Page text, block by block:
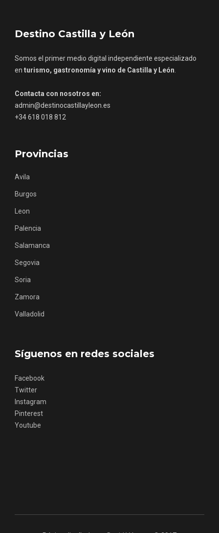
Destino Castilla y León
Somos el primer medio digital independiente especializado
en turismo, gastronomía y vino de Castilla y León
Contacta con nosotros en:
admin@destinocastillayleon.es
+34 618 018 812
Provincias
Avila
Burgos
Leon
Palencia
Salamanca
Segovia
Soria
Zamora
Valladolid
Síguenos en redes sociales
Facebook
Twitter
Instagram
Pinterest
Youtube
V Feria Europea del Queso 2026 en
Serrada
La zonificación como recurso turístico
de la Ruta del Vino de Rueda